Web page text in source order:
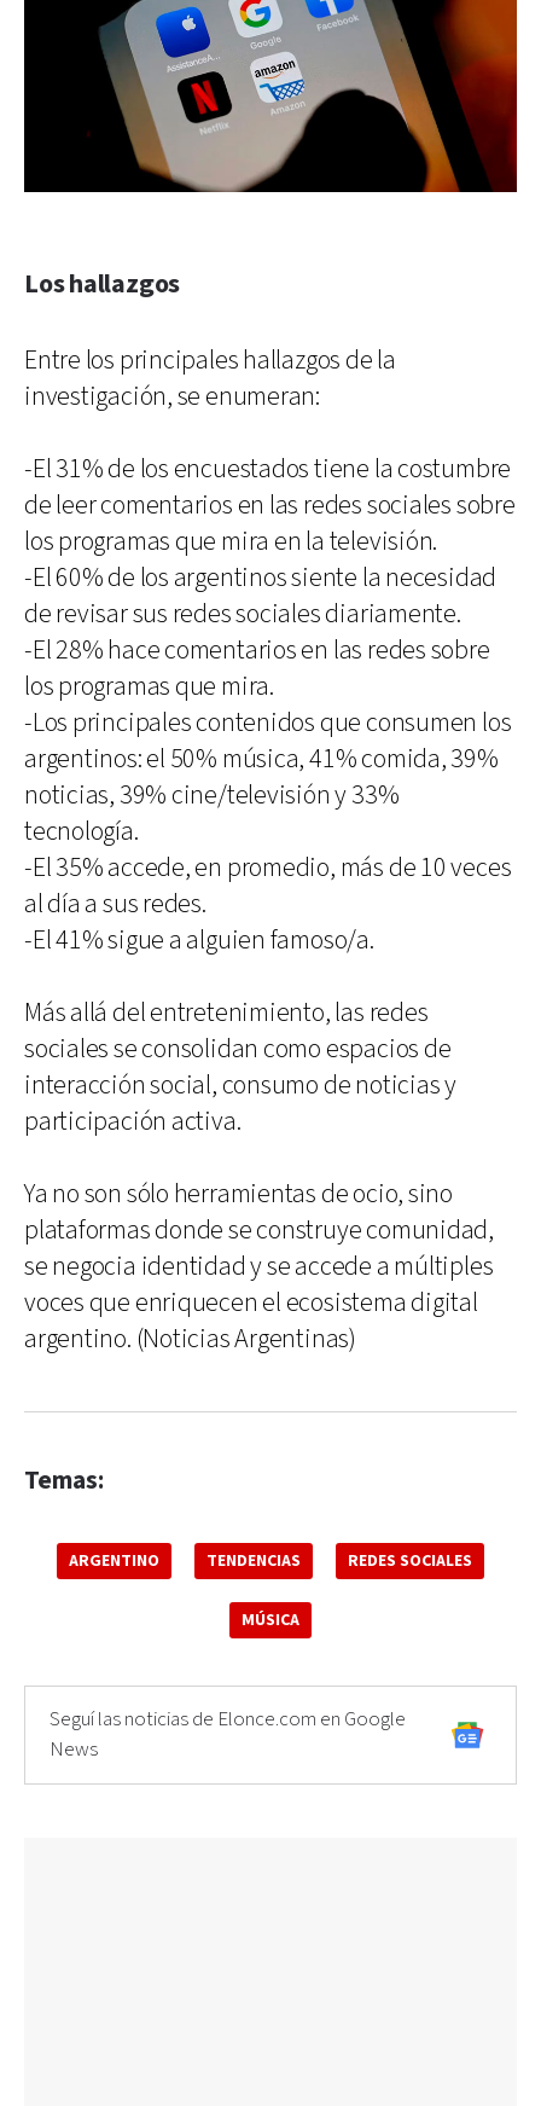
Los hallazgos
Entre los principales hallazgos de la
investigación, se enumeran:
-El 31% de los encuestados tiene la costumbre
de leer comentarios en las redes sociales sobre
los programas que mira en la televisión.
-El 60% de los argentinos siente la necesidad
de revisar sus redes sociales diariamente.
-El 28% hace comentarios en las redes sobre
los programas que mira.
-Los principales contenidos que consumen los
argentinos: el 50% música, 41% comida, 39%
noticias, 39% cine/televisión y 33%
tecnología.
-El 35% accede, en promedio, más de 10 veces
al día a sus redes.
-El 41% sigue a alguien famoso/a.
Más allá del entretenimiento, las redes
sociales se consolidan como espacios de
interacción social, consumo de noticias y
participación activa.
Ya no son sólo herramientas de ocio, sino
plataformas donde se construye comunidad,
se negocia identidad y se accede a múltiples
voces que enriquecen el ecosistema digital
argentino. (Noticias Argentinas)
Temas:
ARGENTINO TENDENCIAS REDES SOCIALES
MÚSICA
Seguí las noticias de Elonce.com en Google
News